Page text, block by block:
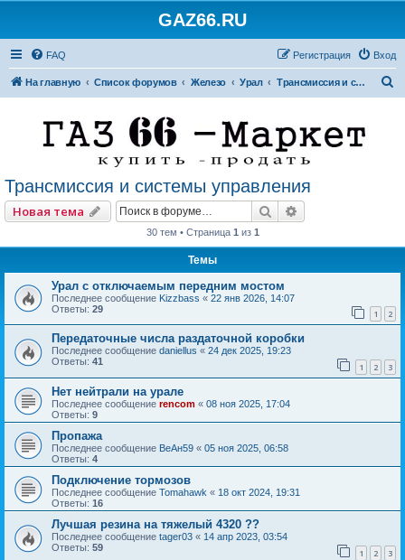
GAZ66.RU
FAQ Вход
Регистрация
На главную Список форумов Железо Урал Трансмиссия и системы управления
Трансмиссия и системы управления
Новая тема Поиск
30 тем • Страница 1 из 1
Темы
Урал с отключаемым передним мостом
Последнее сообщение Kizzbass « 22 янв 2026, 14:07
Ответы: 29 1 2
Передаточные числа раздаточной коробки
Последнее сообщение daniellus « 24 дек 2025, 19:23
Ответы: 41 1 2 3
Нет нейтрали на урале
Последнее сообщение rencom « 08 ноя 2025, 17:04
Ответы: 9
Пропажа
Последнее сообщение ВеАн59 « 05 ноя 2025, 06:58
Ответы: 4
Подключение тормозов
Последнее сообщение Tomahawk « 18 окт 2024, 19:31
Ответы: 16
Лучшая резина на тяжелый 4320 ??
Последнее сообщение tager03 « 14 апр 2023, 03:54
Ответы: 59 1 2 3